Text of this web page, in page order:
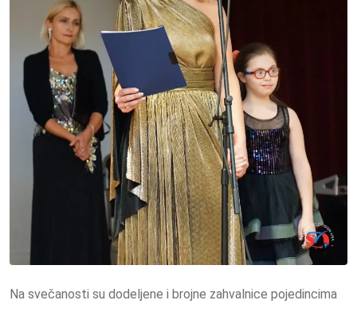
Na svečanosti su dodeljene i brojne zahvalnice pojedincima